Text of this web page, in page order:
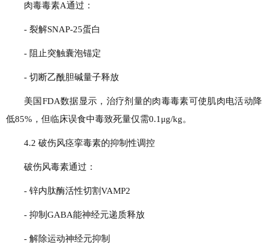
肉毒毒素A通过：
- 裂解SNAP-25蛋白
- 阻止突触囊泡锚定
- 切断乙酰胆碱量子释放
美国FDA数据显示，治疗剂量的肉毒毒素可使肌肉电活动降
低85%，但临床误食中毒致死量仅需0.1μg/kg。
4.2 破伤风痉挛毒素的抑制性调控
破伤风毒素通过：
- 锌内肽酶活性切割VAMP2
- 抑制GABA能神经元递质释放
- 解除运动神经元抑制